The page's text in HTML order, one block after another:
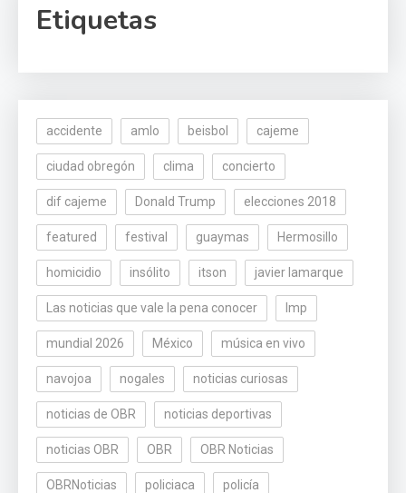
Etiquetas
accidente amlo beisbol cajeme
ciudad obregón clima concierto
dif cajeme Donald Trump elecciones 2018
featured festival guaymas Hermosillo
homicidio insólito itson javier lamarque
Las noticias que vale la pena conocer lmp
mundial 2026 México música en vivo
navojoa nogales noticias curiosas
noticias de OBR noticias deportivas
noticias OBR OBR OBR Noticias
OBRNoticias policiaca policía